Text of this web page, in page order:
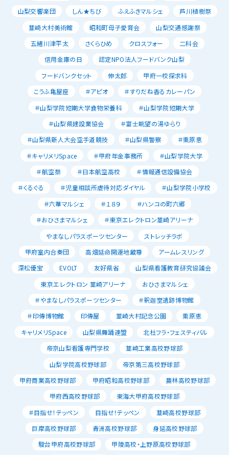
山梨交響楽団
しん★ちび ふえふきマルシェ
芦川植樹祭
韮崎大村美術館
昭和町母子愛育会
山梨交通感謝祭
五緒川津平太
さくらひめ クロスフォー
二科会
信用金庫の日
認定NPO法人フードバンク山梨
フードバンクセット
伸太郎
甲府一校探求科
こうふ亀屋座
＃アピオ
＃すりだね香るカレーパン
＃山梨学院短期大学食物栄養科
＃山梨学院短期大学
＃山梨県建設業協会
＃富士眺望の湯ゆらり
＃山梨県新人大会空手道競技
＃山梨県警察
＃栗原恵
＃キャリメリSpace
＃甲府年金事務所
＃山梨学院大学
＃航空祭
＃日本航空高校
＃情報通信設備協会
＃くるぐる
＃児童相談所虐待対応ダイヤル
＃山梨学院小学校
＃六華マルシェ
＃１８９
＃ハンコの町六郷
＃おひさまマルシェ
＃東京エレクトロン韮崎アリーナ
やまなしパラスポーツセンター
ストレッチラボ
甲府室内合奏団
高畑延命開運地蔵尊
アームレスリング
深松優宝
EVOLT 友好県省
山梨県看護教育研究協議会
東京エレクトロン 韮崎アリーナ
おひさまマルシェ
＃やまなしパラスポーツセンター
＃釈迦堂遺跡博物館
＃印傳博物館
印傳屋 韮崎大村記念公園
栗原恵
キャリメリSpace
山梨県舞踊連盟
北杜フラ・フェスティバル
帝京山梨看護専門学校
韮崎工業高校野球部
山梨学院高校野球部
帝京第三高校野球部
甲府商業高校野球部
甲府昭和高校野球部
農林高校野球部
甲府西高校野球部
東海大甲府高校野球部
＃目指せ！テッペン
目指せ！テッペン
韮崎高校野球部
巨摩高校野球部
青洲高校野球部
身延高校野球部
駿台甲府高校野球部
甲陵高校・上野原高校野球部